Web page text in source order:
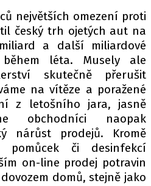
na autoroad.cz
KODEX
/ COOKIES
autoroad.cz je
největších omezení proti
český trh ojetých aut na
a další miliardové
léta. Musely ale
skutečně přerušit
na vítěze a poražené
z letošního jara, jasně
obchodníci naopak
nárůst prodejů. Kromě
pomůcek či desinfekcí
on-line prodej potravin
domů, stejně jako